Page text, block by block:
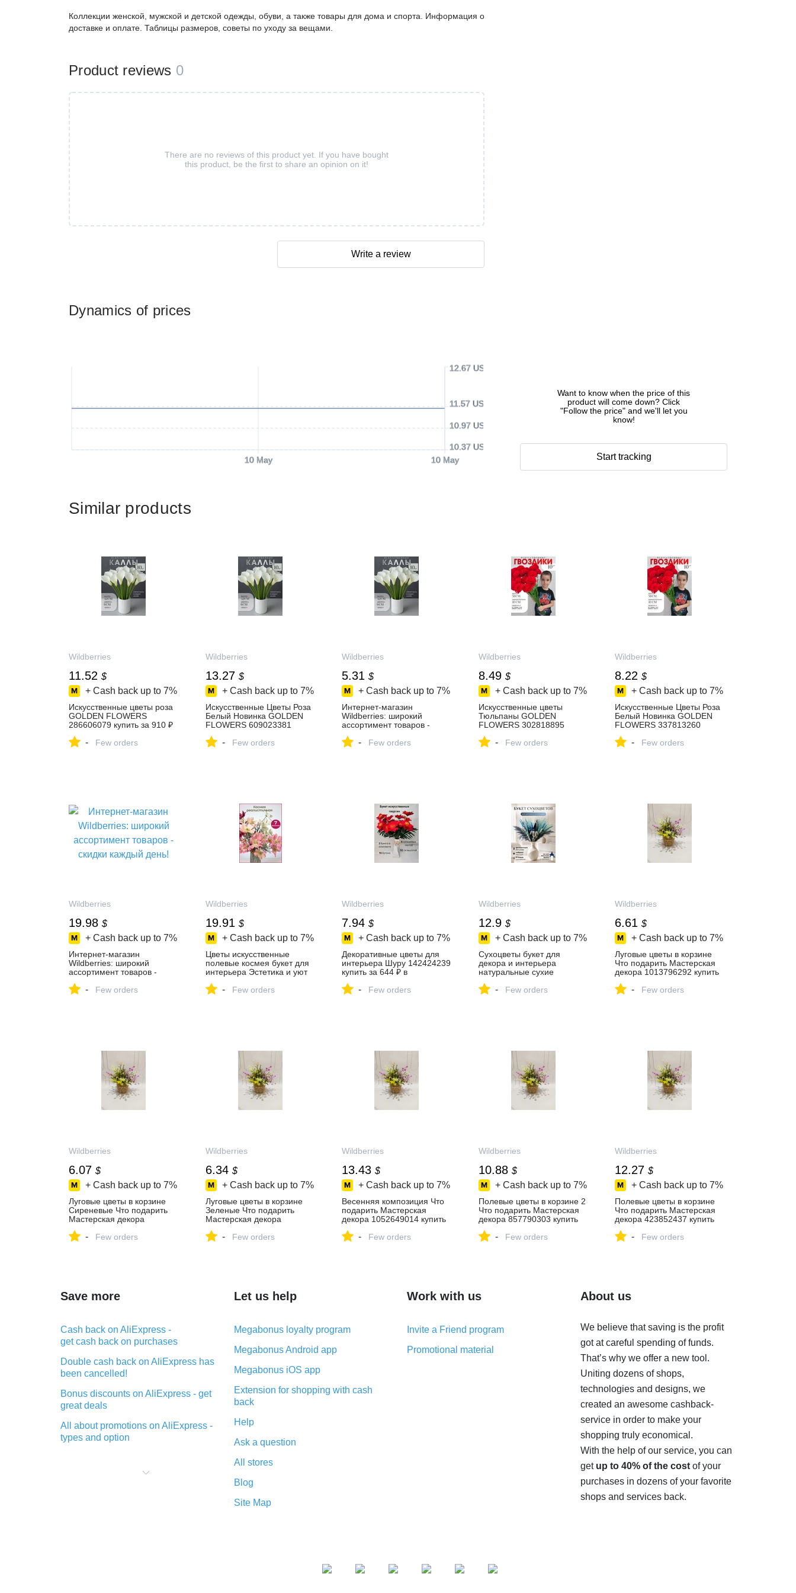
Dynamics of prices
10 May 10 May
10.37 USD
10.97 USD
11.57 USD
12.67 USD
Want to know when the price of this
product will come down? Click
"Follow the price" and we'll let you
know!
Start tracking
Коллекции женской, мужской и детской одежды, обуви, а также товары для дома и спорта. Информация о
доставке и оплате. Таблицы размеров, советы по уходу за вещами.
Product reviews 0
There are no reviews of this product yet. If you have bought
this product, be the first to share an opinion on it!
Write a review
Similar products
Wildberries
11.52 $
+ Cash back up to 7%
Искусственные цветы роза
GOLDEN FLOWERS
286606079 купить за 910 ₽
Wildberries
- Few orders
Wildberries
13.27 $
+ Cash back up to 7%
Искусственные Цветы Роза
Белый Новинка GOLDEN
FLOWERS 609023381
интернет‑магазине
- Few orders
Wildberries
5.31 $
+ Cash back up to 7%
Интернет‑магазин
Wildberries: широкий
ассортимент товаров -
- Few orders
Wildberries
8.49 $
+ Cash back up to 7%
Искусственные цветы
Тюльпаны GOLDEN
FLOWERS 302818895
интернет‑магазине
- Few orders
Wildberries
8.22 $
+ Cash back up to 7%
Искусственные Цветы Роза
Белый Новинка GOLDEN
FLOWERS 337813260
интернет‑магазине
- Few orders
Wildberries
19.98 $
+ Cash back up to 7%
Интернет‑магазин
Wildberries: широкий
ассортимент товаров -
- Few orders
Wildberries
19.91 $
+ Cash back up to 7%
Цветы искусственные
полевые космея букет для
интерьера Эстетика и уют
₽ в интернет‑магазине
- Few orders
Wildberries
7.94 $
+ Cash back up to 7%
Декоративные цветы для
интерьера Шуру 142424239
купить за 644 ₽ в
Wildberries
- Few orders
Wildberries
12.9 $
+ Cash back up to 7%
Сухоцветы букет для
декора и интерьера
натуральные сухие
купить за 1 039 ₽ в
- Few orders
Wildberries
6.61 $
+ Cash back up to 7%
Луговые цветы в корзине
Что подарить Мастерская
декора 1013796292 купить
интернет‑магазине
- Few orders
Wildberries
6.07 $
+ Cash back up to 7%
Луговые цветы в корзине
Сиреневые Что подарить
Мастерская декора
в интернет‑магазине
- Few orders
Wildberries
6.34 $
+ Cash back up to 7%
Луговые цветы в корзине
Зеленые Что подарить
Мастерская декора
в интернет‑магазине
- Few orders
Wildberries
13.43 $
+ Cash back up to 7%
Весенняя композиция Что
подарить Мастерская
декора 1052649014 купить
интернет‑магазине
- Few orders
Wildberries
10.88 $
+ Cash back up to 7%
Полевые цветы в корзине 2
Что подарить Мастерская
декора 857790303 купить
интернет‑магазине
- Few orders
Wildberries
12.27 $
+ Cash back up to 7%
Полевые цветы в корзине
Что подарить Мастерская
декора 423852437 купить
интернет‑магазине
- Few orders
Save more
Cash back on AliExpress -
get cash back on purchases
Double cash back on AliExpress has
been cancelled!
Bonus discounts on AliExpress - get
great deals
All about promotions on AliExpress -
types and option
purchases on AliExpress - short and
Let us help
Megabonus loyalty program
Megabonus Android app
Megabonus iOS app
Extension for shopping with cash
back
Help
Ask a question
All stores
Blog
Site Map
Work with us
Invite a Friend program
Promotional material
About us
We believe that saving is the profit
got at careful spending of funds.
That’s why we offer a new tool.
Uniting dozens of shops,
technologies and designs, we
created an awesome cashback-
service in order to make your
shopping truly economical.
With the help of our service, you can
get up to 40% of the costof your
purchases in dozens of your favorite
shops and services back.